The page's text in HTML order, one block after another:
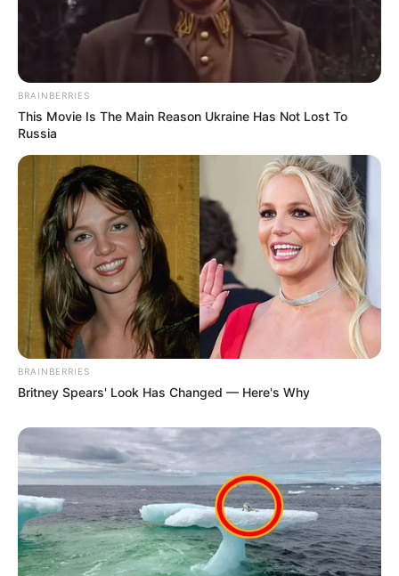
ΕΒΡΑΙΟΙ ΚΑΙ ΕΠΑΝΑΣΤΑΣΕΙΣ….
Ο ΠΟΥ υπό έλεγχο:
παρατυπίες και
συγκρούσεις συμφερόντων
Δεν χρωστάμε σε κανέναν, αυτοί
χρωστούν σε εμάς τα πάντα
Δεν χρωστάμε σε κανέναν, αυτοί...
Η επιστήμη θα πρέπει να
ανήκει στους ανθρώπους και
όχι στο Νταβός...
ΓΙΑΤΙ ΑΠΟΦΑΣΗΣΑ ΝΑ
ΓΡΑΨΩ
BRAINBERRIES
This Movie Is The Main Reason Ukraine Has Not Lost To
Russia
BRAINBERRIES
Britney Spears' Look Has Changed — Here's Why